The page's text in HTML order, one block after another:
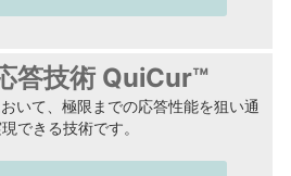
答技術 QuiCur™
いて、極限までの応答性能を狙い通
できる技術です。